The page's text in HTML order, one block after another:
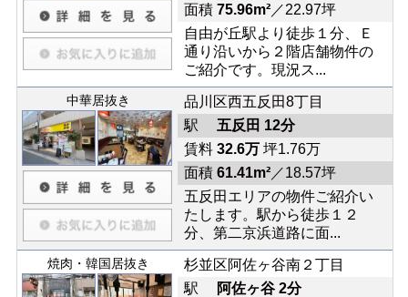
面積 75.96m²／22.97坪
自由が丘駅より徒歩１分、Ｅ
通り沿いから２階店舗物件の
ご紹介です。現況ス...
中華居抜き
品川区西五反田8丁目
駅 五反田 12分
賃料 32.6万坪1.76万
面積 61.41m²／18.57坪
五反田エリアの物件ご紹介い
たします。駅から徒歩１２
分、第二京浜道路に面...
焼肉・韓国居抜き
杉並区阿佐ヶ谷南２丁目
駅
阿佐ヶ谷 2分